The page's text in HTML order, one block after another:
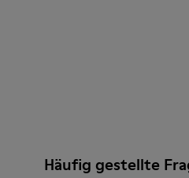
Häufig gestellte